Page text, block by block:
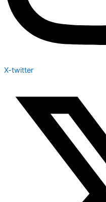
X-twitter